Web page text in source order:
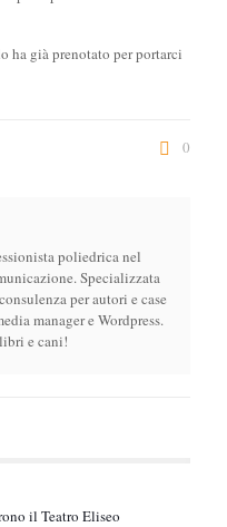
ha già prenotato per portarci
0
poliedrica nel
Specializzata
per autori e case
manager e Wordpress.
e cani!
il Teatro Eliseo